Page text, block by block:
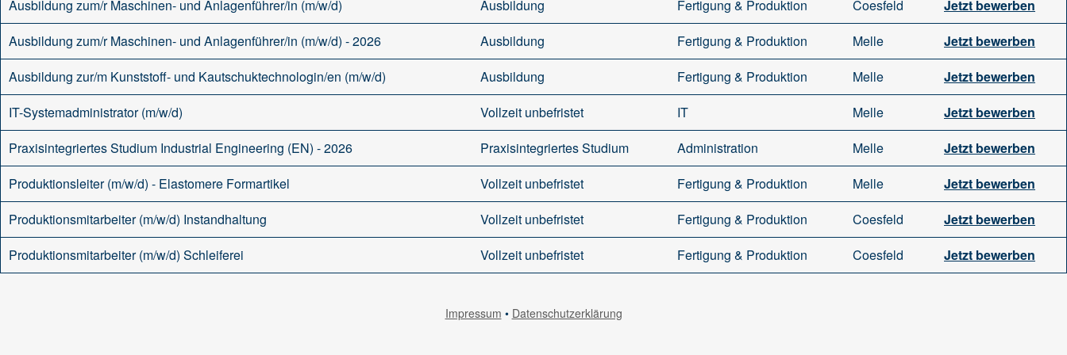
Ausbildung zum/r Maschinen- und Anlagenführer/in (m/w/d)
Ausbildung Fertigung & Produktion Coesfeld
Jetzt bewerben
Ausbildung zum/r Maschinen- und Anlagenführer/in (m/w/d) - 2026
Ausbildung Fertigung & Produktion Melle
Jetzt bewerben
Ausbildung zur/m Kunststoff- und Kautschuktechnologin/en (m/w/d)
Ausbildung Fertigung & Produktion Melle
Jetzt bewerben
IT-Systemadministrator (m/w/d)
Vollzeit unbefristet IT Melle
Jetzt bewerben
Praxisintegriertes Studium Industrial Engineering (EN) - 2026
Praxisintegriertes Studium Administration Melle
Jetzt bewerben
Produktionsleiter (m/w/d) - Elastomere Formartikel
Vollzeit unbefristet Fertigung & Produktion Melle
Jetzt bewerben
Produktionsmitarbeiter (m/w/d) Instandhaltung
Vollzeit unbefristet Fertigung & Produktion Coesfeld
Jetzt bewerben
Produktionsmitarbeiter (m/w/d) Schleiferei
Vollzeit unbefristet Fertigung & Produktion Coesfeld Jetzt bewerben
Impressum • Datenschutzerklärung